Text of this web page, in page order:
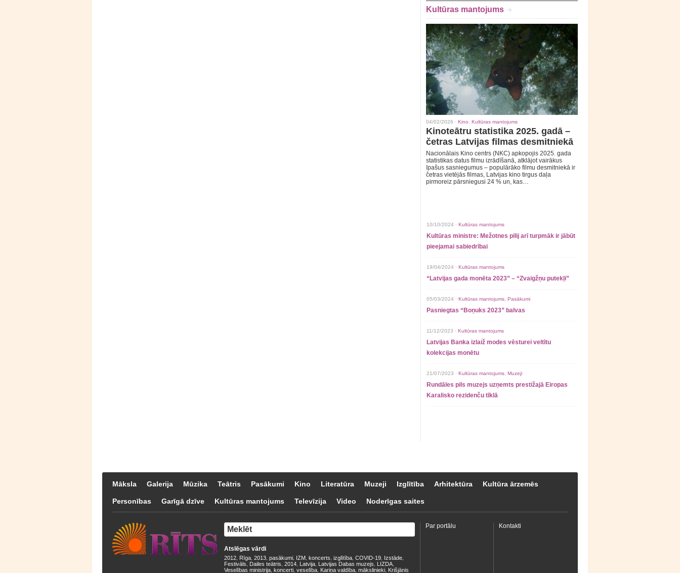
Kultūras mantojums
04/02/2026 · Kino Kultūras mantojums
Kinoteātru statistika 2025. gadā –
četras Latvijas filmas desmitniekā
Nacionālais Kino centrs (NKC) apkopojis 2025. gada
statistikas datus filmu izrādīšanā, atklājot vairākus
īpašus sasniegumus – populārāko filmu desmitniekā ir
četras vietējās filmas, Latvijas kino tirgus daļa
pirmoreiz pārsniegusi 24 % un, kas…
10/10/2024 · Kultūras mantojums
Kultūras ministre: Mežotnes pilij arī turpmāk ir jābūt
pieejamai sabiedrībai
19/04/2024 · Kultūras mantojums
“Latvijas gada monēta 2023” – “Zvaigžņu putekļi”
05/03/2024 · Kultūras mantojums Pasākumi
Pasniegtas “Boņuks 2023” balvas
11/12/2023 · Kultūras mantojums
Latvijas Banka izlaiž modes vēsturei veltītu
kolekcijas monētu
21/07/2023 · Kultūras mantojums Muzeji
Rundāles pils muzejs uzņemts prestižajā Eiropas
Karalisko rezidenču tīklā
Māksla Galerija Mūzika Teātris Pasākumi Kino Literatūra Muzeji Izglītība Arhitektūra Kultūra ārzemēs
Personības Garīgā dzīve Kultūras mantojums Televīzija Video Noderīgas saites
Atslēgas vārdi
2012 Rīga 2013 pasākumi IZM koncerts izglītība COVID-19 Izstāde
Festivāls Dailes teātris 2014 Latvija Latvijas Dabas muzejs LIZDA
Veselības ministrija koncerti veselība Kariņa valdība mākslinieki Krišjānis
Par portālu Kontakti